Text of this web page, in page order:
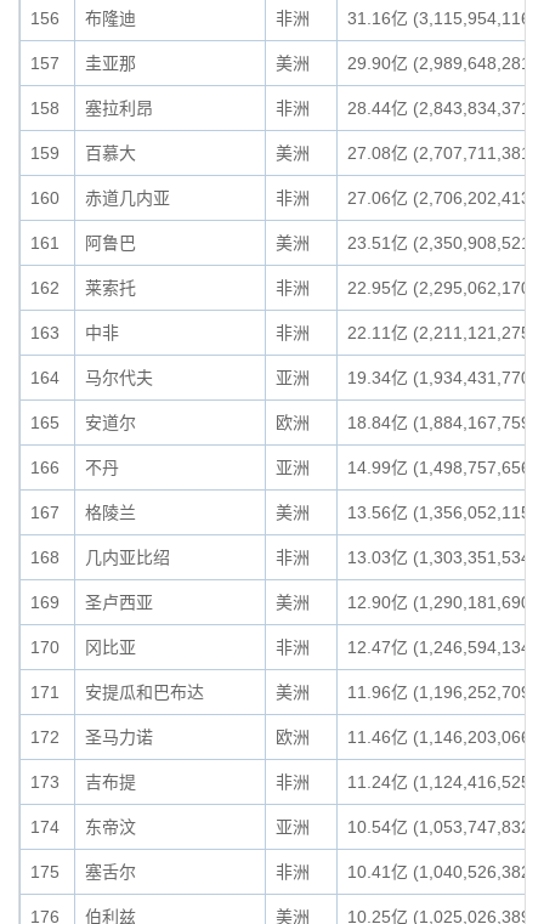
156 布隆迪 非洲 31.16亿 (3,115,954,116)
157 圭亚那 美洲 29.90亿 (2,989,648,281)
158 塞拉利昂 非洲 28.44亿 (2,843,834,371)
159 百慕大 美洲 27.08亿 (2,707,711,381)
160 赤道几内亚 非洲 27.06亿 (2,706,202,413)
161 阿鲁巴 美洲 23.51亿 (2,350,908,521)
162 莱索托 非洲 22.95亿 (2,295,062,170)
163 中非 非洲 22.11亿 (2,211,121,275)
164 马尔代夫 亚洲 19.34亿 (1,934,431,770)
165 安道尔 欧洲 18.84亿 (1,884,167,759)
166 不丹 亚洲 14.99亿 (1,498,757,656)
167 格陵兰 美洲 13.56亿 (1,356,052,115)
168 几内亚比绍 非洲 13.03亿 (1,303,351,534)
169 圣卢西亚 美洲 12.90亿 (1,290,181,690)
170 冈比亚 非洲 12.47亿 (1,246,594,134)
171 安提瓜和巴布达 美洲 11.96亿 (1,196,252,709)
172 圣马力诺 欧洲 11.46亿 (1,146,203,066)
173 吉布提 非洲 11.24亿 (1,124,416,525)
174 东帝汶 亚洲 10.54亿 (1,053,747,832)
175 塞舌尔 非洲 10.41亿 (1,040,526,382)
176 伯利兹 美洲 10.25亿 (1,025,026,389)